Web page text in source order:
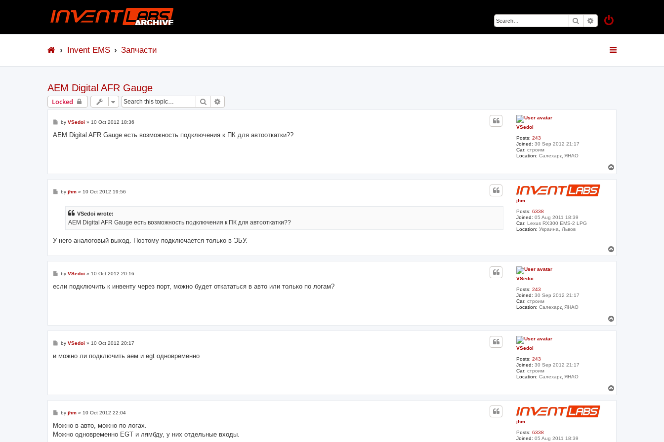
Search Advanced search
Invent EMS Запчасти
АЕМ Digital AFR Gauge
Locked Search
VSedoi
Posts: 243
Joined: 30 Sep 2012 21:17
Car: строим
Location: Салехард ЯНАО
P
s
by VSedoi » 10 Oct 2012 18:36
АЕМ Digital AFR Gauge есть возможность подключения к ПК для автооткатки??
o
p
jhm
Posts: 6338
Joined: 05 Aug 2011 18:39
Car: Lexus RX300 EMS-2 LPG
Location: Украина, Львов
Pby jhm» 10 Oct 2012 19:56
VSedoi wrote:
АЕМ Digital AFR Gauge есть возможность подключения к ПК для автооткатки??
У него аналоговый выход. Поэтому подключается только в ЭБУ.
o
p
VSedoi
Posts: 243
Joined: 30 Sep 2012 21:17
Car: строим
Location: Салехард ЯНАО
P
s
by VSedoi » 10 Oct 2012 20:16
если подключить к инвенту через порт, можно будет откататься в авто или только по логам?
o
p
VSedoi
Posts: 243
Joined: 30 Sep 2012 21:17
Car: строим
Location: Салехард ЯНАО
P
s
by VSedoi » 10 Oct 2012 20:17
и можно ли подключить аем и egt одновременно
o
p
jhm
Posts: 6338
Joined: 05 Aug 2011 18:39
P
s
by jhm» 10 Oct 2012 22:04
Можно в авто, можно по логах.
Можно одновременно EGT и лямбду, у них отдельные входы.